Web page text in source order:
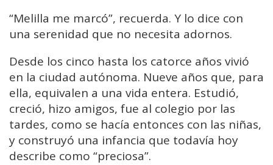
“Melilla me marcó”, recuerda. Y lo dice con
una serenidad que no necesita adornos.
Desde los cinco hasta los catorce años vivió
en la ciudad autónoma. Nueve años que, para
ella, equivalen a una vida entera. Estudió,
creció, hizo amigos, fue al colegio por las
tardes, como se hacía entonces con las niñas,
y construyó una infancia que todavía hoy
describe como “preciosa”.